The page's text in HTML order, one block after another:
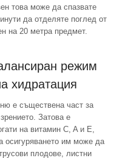
това може да спазвате
да отделяте поглед от
на 20 метра предмет.
режим
хидратация
е съществена част за
Затова е
на витамин C, A и E,
осигуряването им може да
плодове, листни